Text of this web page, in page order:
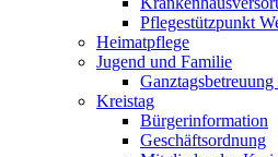
Pflegestützpunkt
Heimatpflege
Jugend und Familie
Kreistag
Bürgerinformation
Geschäftsordnung